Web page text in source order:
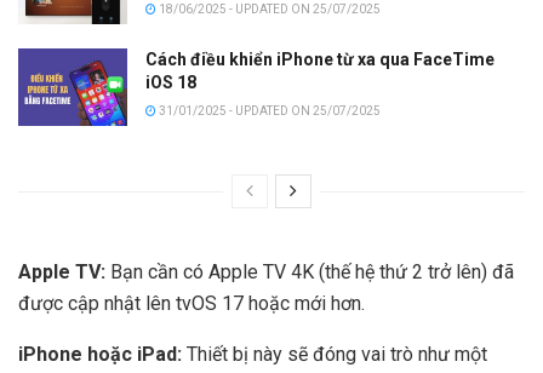
18/06/2025 - UPDATED ON 25/07/2025
Cách điều khiển iPhone từ xa qua FaceTime
iOS 18
31/01/2025 - UPDATED ON 25/07/2025
Apple TV: Bạn cần có Apple TV 4K (thế hệ thứ 2 trở lên) đã
được cập nhật lên tvOS 17 hoặc mới hơn.
iPhone hoặc iPad: Thiết bị này sẽ đóng vai trò như một